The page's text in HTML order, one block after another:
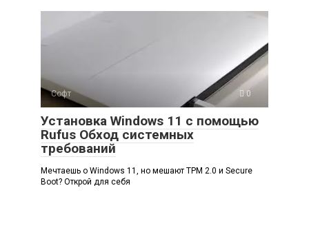
Софт 0
Установка Windows 11 с помощью
Rufus Обход системных
требований
Мечтаешь о Windows 11, но мешают TPM 2.0 и Secure
Boot? Открой для себя